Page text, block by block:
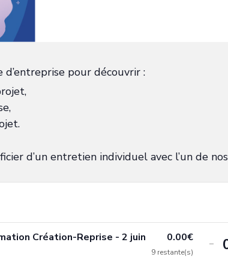
pour découvrir :
d’un entretien individuel avec l’un de
Création-Reprise - 2 juin
0.00€
9 restante(s) -